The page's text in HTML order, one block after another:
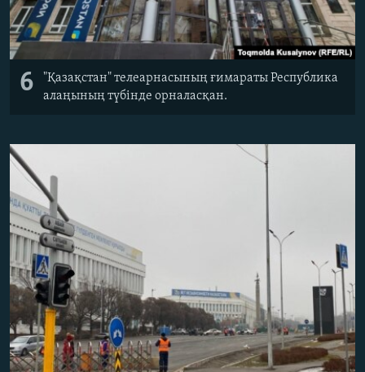
6
"Қазақстан" телеарнасының ғимараты Республика
алаңының түбінде орналасқан.